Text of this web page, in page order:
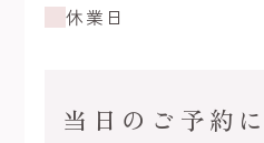
休業日
当日のご予約